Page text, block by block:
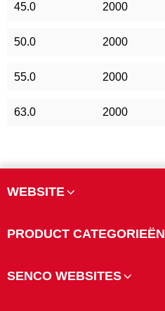
45.0 2000
50.0 2000
55.0 2000
63.0 2000
WEBSITE
PRODUCT CATEGORIEËN
SENCO WEBSITES